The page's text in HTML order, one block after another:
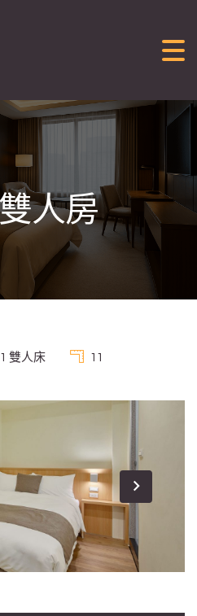
人房
1 雙人床 11